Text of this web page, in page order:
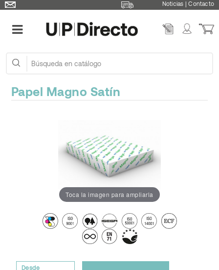
Noticias |Contacto
Papel Magno Satín
Toca la imagen para ampliarla
Desde